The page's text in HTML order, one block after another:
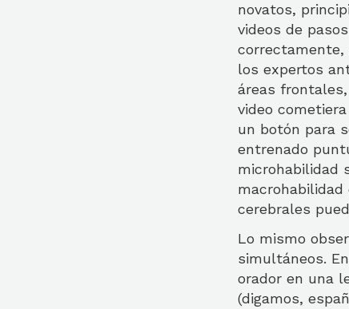
novatos,
videos de
correctamente,
los expertos
áreas
video
un botón para
entrenado
microhabilidad
cerebrales
Lo mismo
simultáneos.
orador en una
(digamos,